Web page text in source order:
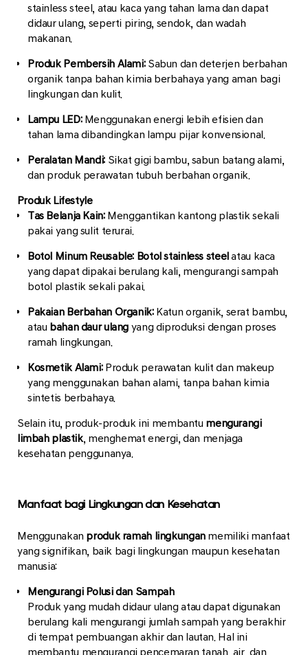
stainless steel, atau kaca yang tahan lama dan dapat
didaur ulang, seperti piring, sendok, dan wadah
makanan.
Produk Pembersih Alami:Sabun dan deterjen berbahan
organik tanpa bahan kimia berbahaya yang aman bagi
lingkungan dan kulit.
Lampu LED:Menggunakan energi lebih efisien dan
tahan lama dibandingkan lampu pijar konvensional.
Peralatan Mandi:Sikat gigi bambu, sabun batang alami,
dan produk perawatan tubuh berbahan organik.
Produk Lifestyle
Tas Belanja Kain:Menggantikan kantong plastik sekali
pakai yang sulit terurai.
Botol Minum Reusable: Botol stainless steelatau kaca
yang dapat dipakai berulang kali, mengurangi sampah
botol plastik sekali pakai.
Pakaian Berbahan Organik:Katun organik, serat bambu,
atau bahan daur ulang yang diproduksi dengan proses
ramah lingkungan.
Kosmetik Alami:Produk perawatan kulit dan makeup
yang menggunakan bahan alami, tanpa bahan kimia
sintetis berbahaya.
Selain itu, produk-produk ini membantu mengurangi
limbah plastik, menghemat energi, dan menjaga
kesehatan penggunanya.
Manfaat bagi Lingkungan dan Kesehatan
Menggunakan produk ramah lingkunganmemiliki manfaat
yang signifikan, baik bagi lingkungan maupun kesehatan
manusia:
Mengurangi Polusi dan Sampah
Produk yang mudah didaur ulang atau dapat digunakan
berulang kali mengurangi jumlah sampah yang berakhir
di tempat pembuangan akhir dan lautan. Hal ini
membantu mengurangi pencemaran tanah, air, dan